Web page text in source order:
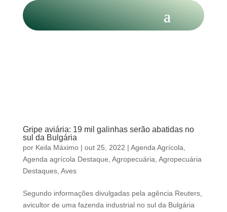
Gripe aviária: 19 mil galinhas serão abatidas no
sul da Bulgária
por Keila Máximo| out 25, 2022 | Agenda Agrícola
Agenda agrícola Destaque Agropecuária Agropecuária
Destaques, Aves
Segundo informações divulgadas pela agência Reuters,
avicultor de uma fazenda industrial no sul da Bulgária